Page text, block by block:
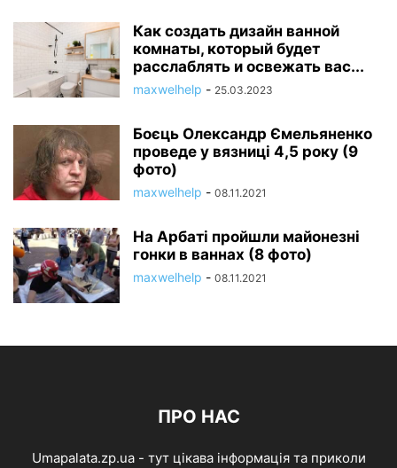
Как создать дизайн ванной
комнаты, который будет
расслаблять и освежать вас...
maxwelhelp - 25.03.2023
Боєць Олександр Ємельяненко
проведе у вязниці 4,5 року (9
фото)
maxwelhelp - 08.11.2021
На Арбаті пройшли майонезні
гонки в ваннах (8 фото)
maxwelhelp - 08.11.2021
ПРО НАС
Umapalata.zp.ua - тут цікава інформація та приколи